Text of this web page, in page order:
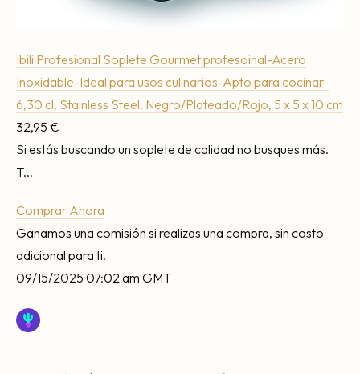
Ibili Profesional Soplete Gourmet profesoinal-Acero
Inoxidable-Ideal para usos culinarios-Apto para cocinar-
6,30 cl, Stainless Steel, Negro/Plateado/Rojo, 5 x 5 x 10 cm
32,95 €
Si estás buscando un soplete de calidad no busques más.
T...
Comprar Ahora
Ganamos una comisión si realizas una compra, sin costo
adicional para ti.
09/15/2025 07:02 am GMT